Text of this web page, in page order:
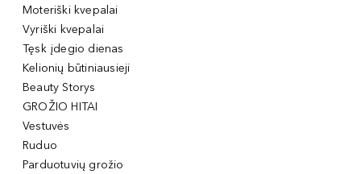
Moteriški kvepalai
Vyriški kvepalai
Tęsk įdegio dienas
Kelionių būtiniausieji
Beauty Storys
GROŽIO HITAI
Vestuvės
Ruduo
Parduotuvių grožio